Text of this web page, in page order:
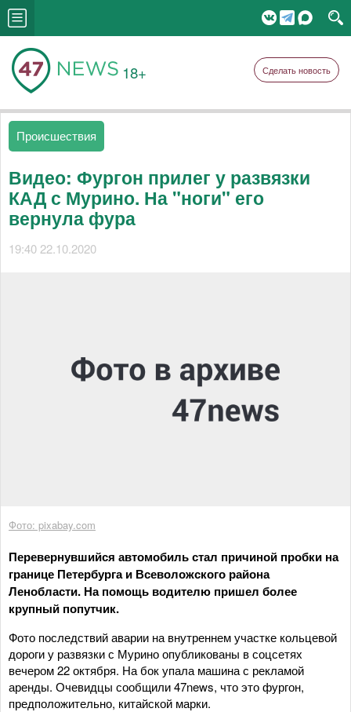
18+ Сделать новость
Происшествия
Видео: Фургон прилег у развязки
КАД с Мурино. На "ноги" его
вернула фура
19:40 22.10.2020
Фото: pixabay.com
Перевернувшийся автомобиль стал причиной пробки на
границе Петербурга и Всеволожского района
Ленобласти. На помощь водителю пришел более
крупный попутчик.
Фото последствий аварии на внутреннем участке кольцевой
дороги у развязки с Мурино опубликованы в соцсетях
вечером 22 октября. На бок упала машина с рекламой
аренды. Очевидцы сообщили 47news, что это фургон,
предположительно, китайской марки.